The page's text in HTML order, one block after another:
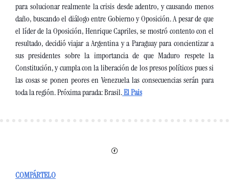
para solucionar realmente la crisis desde adentro, y causando menos
daño, buscando el diálogo entre Gobierno y Oposición. A pesar de que
el líder de la Oposición, Henrique Capriles, se mostró contento con el
resultado, decidió viajar a Argentina y a Paraguay para concientizar a
sus presidentes sobre la importancia de que Maduro respete la
Constitución, y cumpla con la liberación de los presos políticos pues si
las cosas se ponen peores en Venezuela las consecuencias serán para
toda la región. Próxima parada: Brasil. El Pais
COMPÁRTELO